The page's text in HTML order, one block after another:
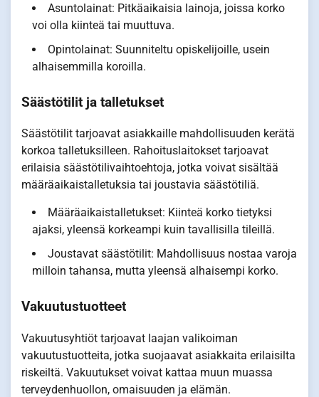
Asuntolainat: Pitkäaikaisia lainoja, joissa korko
voi olla kiinteä tai muuttuva.
Opintolainat: Suunniteltu opiskelijoille, usein
alhaisemmilla koroilla.
Säästötilit ja talletukset
Säästötilit tarjoavat asiakkaille mahdollisuuden kerätä
korkoa talletuksilleen. Rahoituslaitokset tarjoavat
erilaisia säästötilivaihtoehtoja, jotka voivat sisältää
määräaikaistalletuksia tai joustavia säästötiliä.
Määräaikaistalletukset: Kiinteä korko tietyksi
ajaksi, yleensä korkeampi kuin tavallisilla tileillä.
Joustavat säästötilit: Mahdollisuus nostaa varoja
milloin tahansa, mutta yleensä alhaisempi korko.
Vakuutustuotteet
Vakuutusyhtiöt tarjoavat laajan valikoiman
vakuutustuotteita, jotka suojaavat asiakkaita erilaisilta
riskeiltä. Vakuutukset voivat kattaa muun muassa
terveydenhuollon, omaisuuden ja elämän.